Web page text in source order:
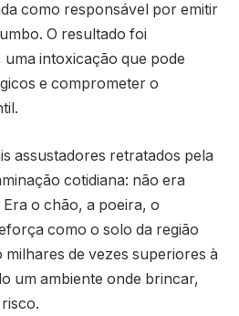
como responsável por emitir
O resultado foi
intoxicação que pode
e comprometer o
assustadores retratados pela
cotidiana: não era
Era o chão, a poeira, o
como o solo da região
de vezes superiores à
um ambiente onde brincar,